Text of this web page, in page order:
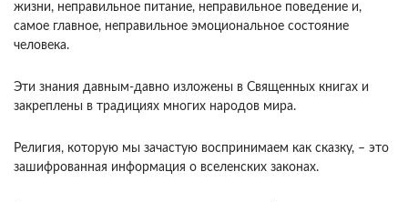
жизни, неправильное питание, неправильное поведение и,
самое главное, неправильное эмоциональное состояние
человека.
Эти знания давным-давно изложены в Священных книгах и
закреплены в традициях многих народов мира.
Религия, которую мы зачастую воспринимаем как сказку, – это
зашифрованная информация о вселенских законах.